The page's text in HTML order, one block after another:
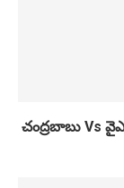
చంద్రబాబు Vs